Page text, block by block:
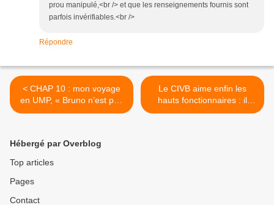
prou manipulé,<br /> et que les renseignements fournis sont
parfois invérifiables.<br />
Répondre
< CHAP 10 : mon voyage
en UMP, « Bruno n’est pas
du tout comme moi. Je ne
Le CIVB aime enfin les
hauts fonctionnaires : il
place à sa direction Fabien
Hébergé par Overblog
Top articles
Pages
Contact